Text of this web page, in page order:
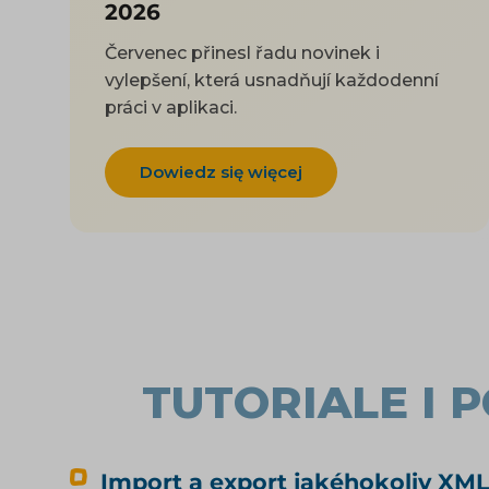
2026
Červenec přinesl řadu novinek i
vylepšení, která usnadňují každodenní
práci v aplikaci.
Dowiedz się więcej
TUTORIALE I
Import a export jakéhokoliv